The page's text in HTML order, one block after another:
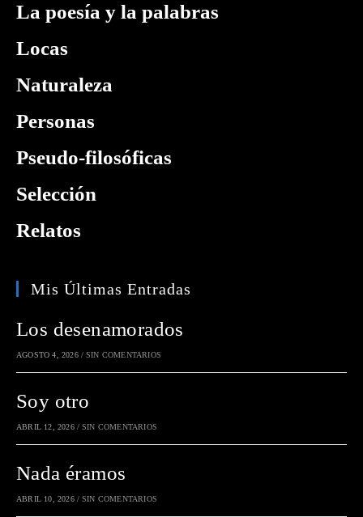
La poesía y la palabras
Locas
Naturaleza
Personas
Pseudo-filosóficas
Selección
Relatos
Mis Últimas Entradas
Los desenamorados
AGOSTO 4, 2026 / SIN COMENTARIOS
Soy otro
ABRIL 12, 2026 / SIN COMENTARIOS
Nada éramos
ABRIL 10, 2026 / SIN COMENTARIOS